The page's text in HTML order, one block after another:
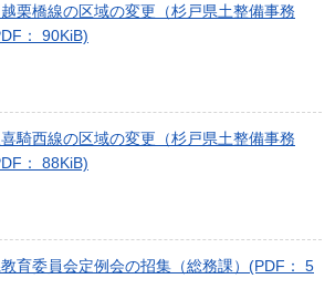
栗橋線の区域の変更（杉戸県土整備事務
： 90KiB)
騎西線の区域の変更（杉戸県土整備事務
： 88KiB)
育委員会定例会の招集（総務課）(PDF： 5